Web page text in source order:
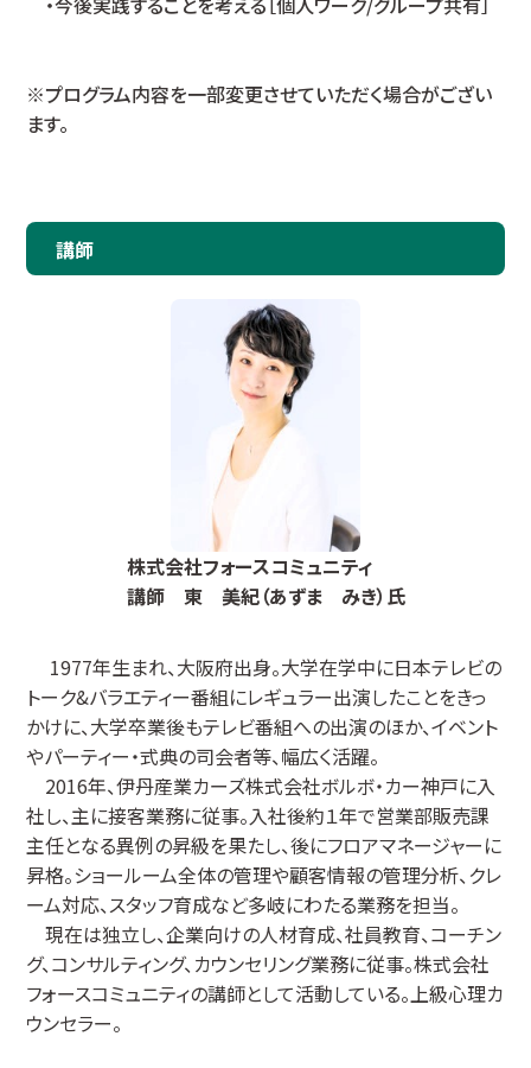
※プログラム内容を一部変更させていただく場合がござい
ます。
講師
株式会社フォースコミュニティ
講師 東 美紀（あずま みき）氏
1977年生まれ、大阪府出身。大学在学中に日本テレビの
トーク&バラエティー番組にレギュラー出演したことをきっ
かけに、大学卒業後もテレビ番組への出演のほか、イベント
やパーティー・式典の司会者等、幅広く活躍。
2016年、伊丹産業カーズ株式会社ボルボ・カー神戸に入
社し、主に接客業務に従事。入社後約１年で営業部販売課
主任となる異例の昇級を果たし、後にフロアマネージャーに
昇格。ショールーム全体の管理や顧客情報の管理分析、クレ
ーム対応、スタッフ育成など多岐にわたる業務を担当。
現在は独立し、企業向けの人材育成、社員教育、コーチン
グ、コンサルティング、カウンセリング業務に従事。株式会社
フォースコミュニティの講師として活動している。上級心理カ
ウンセラー。